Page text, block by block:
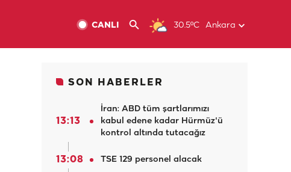
30.5ºC Ankara
CANLI
SON HABERLER
13:13
İran: ABD tüm şartlarımızı
kabul edene kadar Hürmüz'ü
kontrol altında tutacağız
13:08 TSE 129 personel alacak